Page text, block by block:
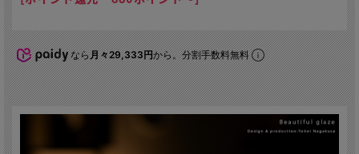
なら月々29,333円から。分割手数料無料